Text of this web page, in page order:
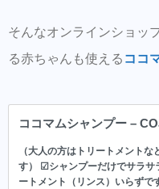
同時にこちら
録しておくと
ができます。
そんなオンラインショッ
る赤ちゃんも使える ココ
ココマムシャンプー –
（大人の方はトリートメントな
す） ☑︎シャンプーだけでサラサ
ートメント（リンス）いらず